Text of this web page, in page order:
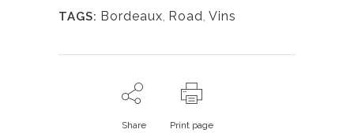
TAGS: Bordeaux Road Vins
Share Print page